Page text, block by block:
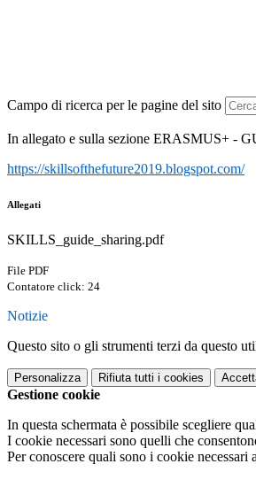
Campo di ricerca per le pagine del sito
In allegato e sulla sezione ERASMUS+ -
https://skillsofthefuture2019.blogspot.com/
Allegati
SKILLS_guide_sharing.pdf
File PDF
Contatore click: 24
Notizie
Questo sito o gli strumenti terzi da questo
Personalizza Rifiuta tutti i cookies
Gestione cookie
In questa schermata è possibile scegliere
I cookie necessari sono quelli che
Per conoscere quali sono i cookie